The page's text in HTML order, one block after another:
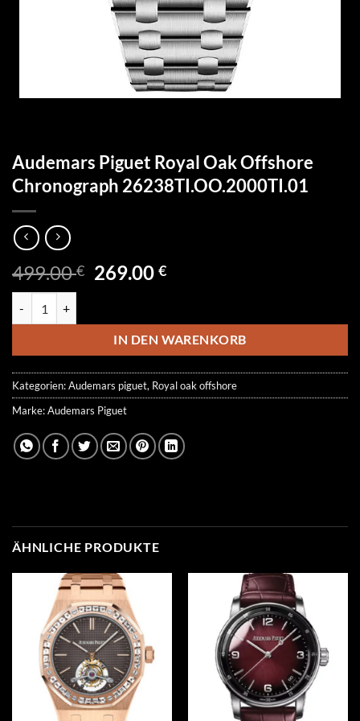
Audemars Piguet Royal Oak Offshore
Chronograph 26238TI.OO.2000TI.01
499.00€ Ursprünglicher
499.00 €
269.00€Aktueller
269.00 €.
IN DEN WARENKORB
Kategorien:Audemars piguet, Royal oak offshore
Marke:Audemars Piguet
ÄHNLICHE PRODUKTE